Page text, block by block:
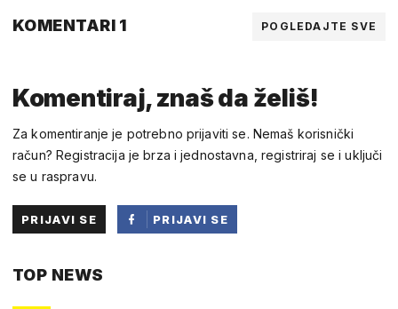
KOMENTARI 1 POGLEDAJTE SVE
Komentiraj, znaš da želiš!
Za komentiranje je potrebno prijaviti se. Nemaš korisnički
račun? Registracija je brza i jednostavna, registriraj se i uključi
se u raspravu.
PRIJAVI SE
PRIJAVI SE
TOP NEWS